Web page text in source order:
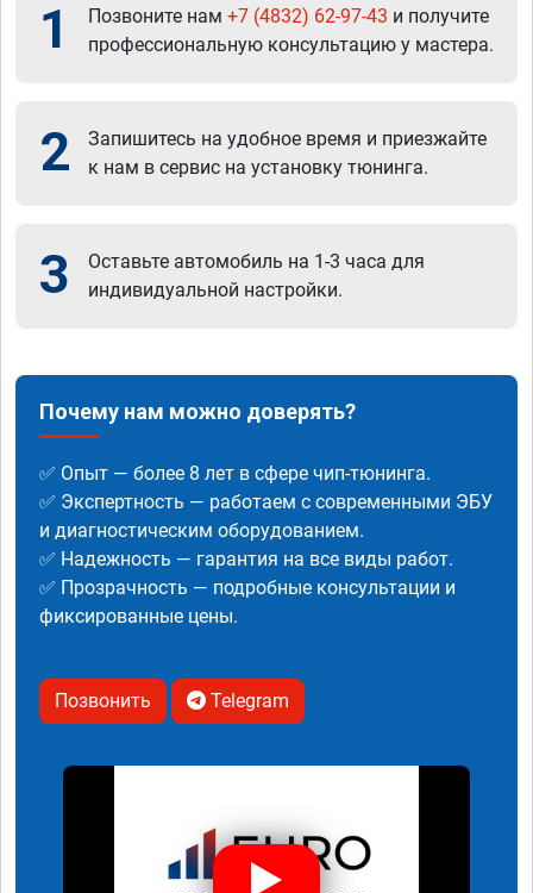
1 Позвоните нам +7 (4832) 62-97-43 и получите
профессиональную консультацию у мастера.
2
Запишитесь на удобное время и приезжайте
к нам в сервис на установку тюнинга.
3
Оставьте автомобиль на 1-3 часа для
индивидуальной настройки.
Почему нам можно доверять?
✅ Опыт — более 8 лет в сфере чип-тюнинга.
✅ Экспертность — работаем с современными ЭБУ
и диагностическим оборудованием.
✅ Надежность — гарантия на все виды работ.
✅ Прозрачность — подробные консультации и
фиксированные цены.
Позвонить Telegram